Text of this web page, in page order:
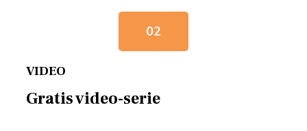
02
VIDEO
Gratis video-serie